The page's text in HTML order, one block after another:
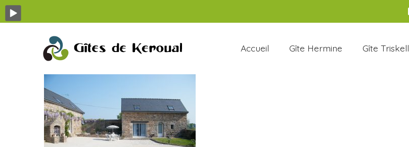
Accueil Gîte Hermine Gîte Triskell